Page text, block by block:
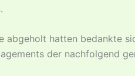
abgeholt hatten bedankte
der nachfolgend